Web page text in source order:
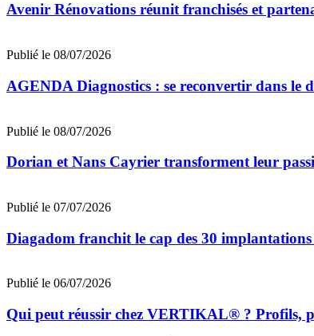
Avenir Rénovations réunit franchisés et
Publié le 08/07/2026
AGENDA Diagnostics : se reconvertir dans le
Publié le 08/07/2026
Dorian et Nans Cayrier transforment leur
Publié le 07/07/2026
Diagadom franchit le cap des 30
Publié le 06/07/2026
Qui peut réussir chez VERTIKAL® ? Profils,